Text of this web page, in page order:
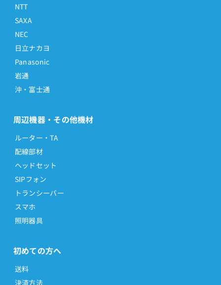
NTT
SAXA
NEC
日立ナカヨ
Panasonic
岩通
沖・富士通
周辺機器・その他機材
ルーター・TA
配線部材
ヘッドセット
SIPフォン
トランシーバー
スマホ
照明器具
初めての方へ
送料
決済方法